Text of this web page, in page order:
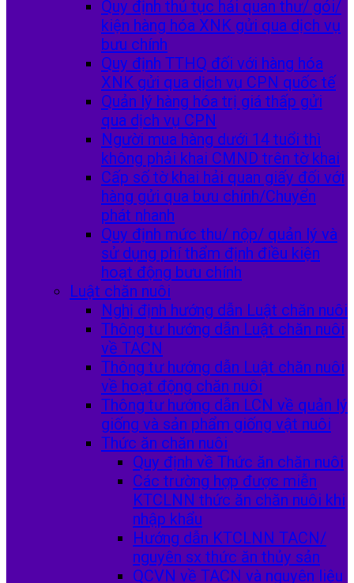
Quy định thủ tục hải quan thư/ gói/
kiện hàng hóa XNK gửi qua dịch vụ
bưu chính
Quy định TTHQ đối với hàng hóa
XNK gửi qua dịch vụ CPN quốc tế
Quản lý hàng hóa trị giá thấp gửi
qua dịch vụ CPN
Người mua hàng dưới 14 tuổi thì
không phải khai CMND trên tờ khai
Cấp số tờ khai hải quan giấy đối với
hàng gửi qua bưu chính/Chuyển
phát nhanh
Quy định mức thu/ nộp/ quản lý và
sử dụng phí thẩm định điều kiện
hoạt động bưu chính
Luật chăn nuôi
Nghị định hướng dẫn Luật chăn nuôi
Thông tư hướng dẫn Luật chăn nuôi
về TACN
Thông tư hướng dẫn Luật chăn nuôi
về hoạt động chăn nuôi
Thông tư hướng dẫn LCN về quản lý
giống và sản phẩm giống vật nuôi
Thức ăn chăn nuôi
Quy định về Thức ăn chăn nuôi
Các trường hợp được miễn
KTCLNN thức ăn chăn nuôi khi
nhập khẩu
Hướng dẫn KTCLNN TACN/
nguyên sx thức ăn thủy sản
QCVN về TACN và nguyên liệu